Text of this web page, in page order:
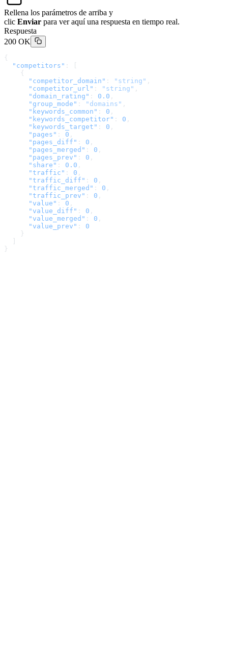
Rellena los parámetros de arriba y
clic Enviar para ver aquí una respuesta en tiempo real.
Respuesta
200 OK
{
  "competitors"
: [
    {
      "competitor_domain"
: "string" ,
      "competitor_url"
: "string" ,
      "domain_rating"
: 0.0 ,
      "group_mode"
: "domains" ,
      "keywords_common"
: 0 ,
      "keywords_competitor"
: 0 ,
      "keywords_target"
: 0 ,
      "pages"
: 0 ,
      "pages_diff"
: 0 ,
      "pages_merged"
: 0 ,
      "pages_prev"
: 0 ,
      "share"
: 0.0 ,
      "traffic"
: 0 ,
      "traffic_diff"
: 0 ,
      "traffic_merged"
: 0 ,
      "traffic_prev"
: 0 ,
      "value"
: 0 ,
      "value_diff"
: 0 ,
      "value_merged"
: 0 ,
      "value_prev"
: 0
    }
}